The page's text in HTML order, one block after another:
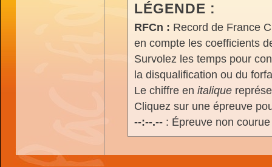
LÉGENDE :
RFCn : Record de France
en compte les coefficients
Survolez les temps pour
la disqualification ou du
Le chiffre en italique
Cliquez sur une épreuve
--:--.--: Épreuve non